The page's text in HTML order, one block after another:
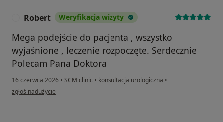
Robert Weryfikacja wizyty
Mega podejście do pacjenta , wszystko
wyjaśnione , leczenie rozpoczęte. Serdecznie
Polecam Pana Doktora
16 czerwca 2026 • SCM clinic • konsultacja urologiczna •
w opinii użytkownika Robert
zgłoś nadużycie